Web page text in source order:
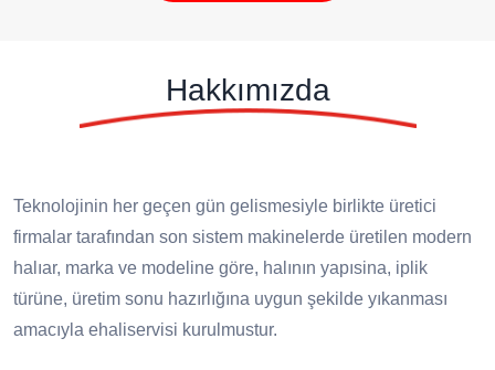
Hakkımızda
Teknolojinin her geçen gün gelismesiyle birlikte üretici
firmalar tarafından son sistem makinelerde üretilen modern
halıar, marka ve modeline göre, halının yapısina, iplik
türüne, üretim sonu hazırlığına uygun şekilde yıkanması
amacıyla ehaliservisi kurulmustur.